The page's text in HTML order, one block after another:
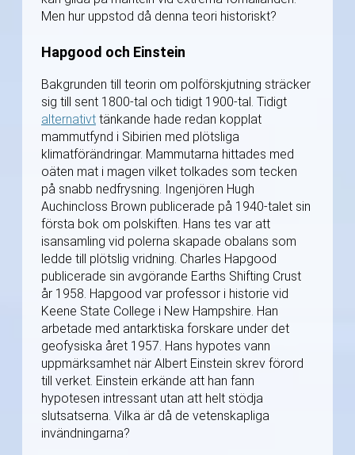
Men hur uppstod då denna teori historiskt?
Hapgood och Einstein
Bakgrunden till teorin om polförskjutning sträcker
sig till sent 1800-tal och tidigt 1900-tal. Tidigt
alternativt tänkande hade redan kopplat
mammutfynd i Sibirien med plötsliga
klimatförändringar. Mammutarna hittades med
oäten mat i magen vilket tolkades som tecken
på snabb nedfrysning. Ingenjören Hugh
Auchincloss Brown publicerade på 1940-talet sin
första bok om polskiften. Hans tes var att
isansamling vid polerna skapade obalans som
ledde till plötslig vridning. Charles Hapgood
publicerade sin avgörande Earths Shifting Crust
år 1958. Hapgood var professor i historie vid
Keene State College i New Hampshire. Han
arbetade med antarktiska forskare under det
geofysiska året 1957. Hans hypotes vann
uppmärksamhet när Albert Einstein skrev förord
till verket. Einstein erkände att han fann
hypotesen intressant utan att helt stödja
slutsatserna. Vilka är då de vetenskapliga
invändningarna?